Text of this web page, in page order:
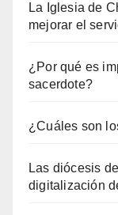
La Iglesia de
mejorar el
¿Por qué es
sacerdote?
¿Cuáles son
Las diócesis
digitalización